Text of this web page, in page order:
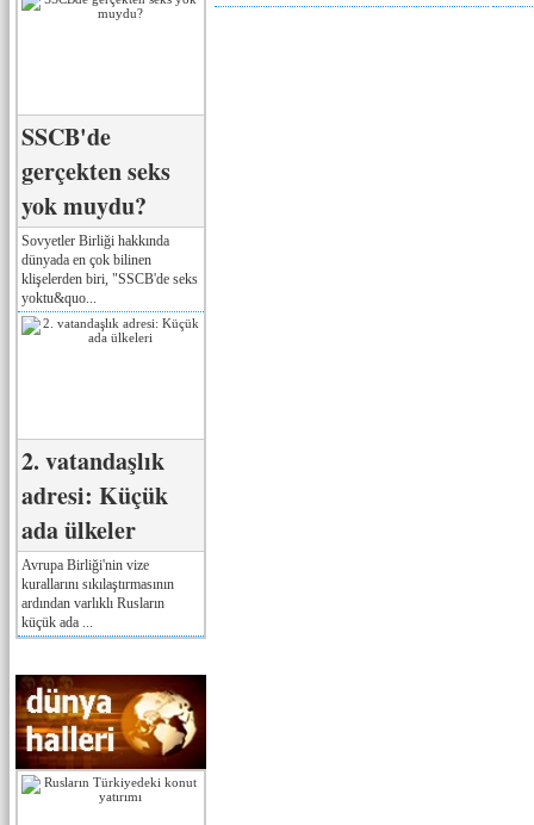
SSCB'de
gerçekten seks
yok muydu?
Sovyetler Birliği hakkında
dünyada en çok bilinen
klişelerden biri, "SSCB'de seks
yoktu&quo...
2. vatandaşlık
adresi: Küçük
ada ülkeler
Avrupa Birliği'nin vize
kurallarını sıkılaştırmasının
ardından varlıklı Rusların
küçük ada ...